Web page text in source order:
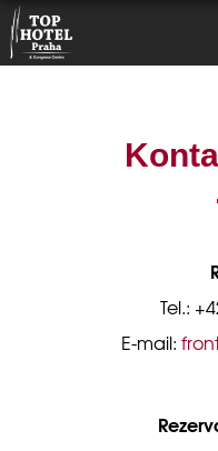
Tel.:
E-mail: